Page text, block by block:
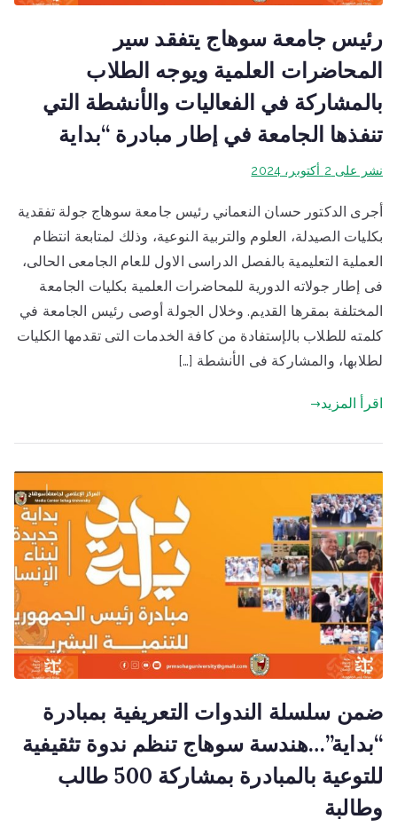
رئيس جامعة سوهاج يتفقد سير
المحاضرات العلمية ويوجه الطلاب
بالمشاركة في الفعاليات والأنشطة التي
تنفذها الجامعة في إطار مبادرة “بداية
نشر على2 أكتوبر، 2024
أجرى الدكتور حسان النعماني رئيس جامعة سوهاج جولة تفقدية
بكليات الصيدلة، العلوم والتربية النوعية، وذلك لمتابعة انتظام
العملية التعليمية بالفصل الدراسى الاول للعام الجامعى الحالى،
فى إطار جولاته الدورية للمحاضرات العلمية بكليات الجامعة
المختلفة بمقرها القديم. وخلال الجولة أوصى رئيس الجامعة في
كلمته للطلاب بالإستفادة من كافة الخدمات التى تقدمها الكليات
لطلابها، والمشاركة فى الأنشطة […]
اقرأ المزيد
ضمن سلسلة الندوات التعريفية بمبادرة
“بداية”…هندسة سوهاج تنظم ندوة تثقيفية
للتوعية بالمبادرة بمشاركة 500 طالب
وطالبة